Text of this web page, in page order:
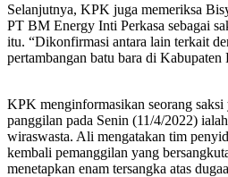
Selanjutnya, KPK juga memeriksa
PT BM Energy Inti Perkasa sebagai
itu. “Dikonfirmasi antara lain terkait
pertambangan batu bara di Kabupaten
KPK menginformasikan seorang
panggilan pada Senin (11/4/2022)
wiraswasta. Ali mengatakan tim
kembali pemanggilan yang
menetapkan enam tersangka atas